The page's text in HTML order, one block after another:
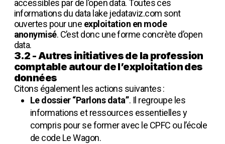
accessibles par de l’open data. Toutes ces
informations du data lake jedataviz.com sont
ouvertes pour une exploitation en mode
anonymisé. C’est donc une forme concrète d’open
data.
3.2 - Autres initiatives de la profession
comptable autour de l’exploitation des
données
Citons également les actions suivantes :
Le dossier “Parlons data”. Il regroupe les
informations et ressources essentielles y
compris pour se former avec le CPFC ou l’école
de code Le Wagon.